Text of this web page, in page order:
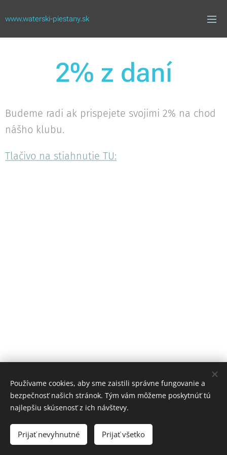
www.waterski-piestany.sk
2% z daní
Budeme radi ak prispejete svojimi 2% na chod
nášho klubu.
Tlačivo na stiahnutie TU:
© 2024 Cestovateľ Tom, Hlavné námestie 5, Bratislava, 811 01
Vytvorené službouWebnode
Používame cookies, aby sme zaistili správne fungovanie a
bezpečnosť našich stránok. Tým vám môžeme poskytnúť tú
najlepšiu skúsenosť z ich návštevy.
Prijať nevyhnutné Prijať všetko